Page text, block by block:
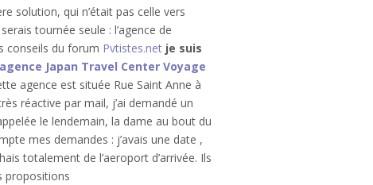
solution, qui n’était pas celle vers
tournée seule : l’agence de
conseils du forum Pvtistes.netje suis
Japan Travel Center Voyage
agence est située Rue Saint Anne à
réactive par mail, j’ai demandé un
le lendemain, la dame au bout du
mes demandes : j’avais une date ,
totalement de l’aeroport d’arrivée. Ils
propositions